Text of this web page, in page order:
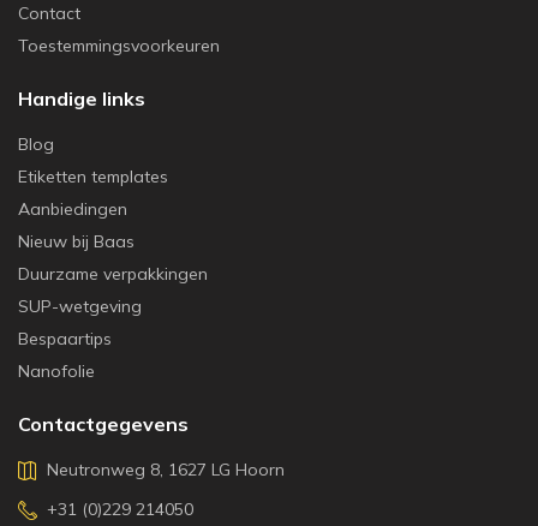
Contact
Toestemmingsvoorkeuren
Handige links
Blog
Etiketten templates
Aanbiedingen
Nieuw bij Baas
Duurzame verpakkingen
SUP-wetgeving
Bespaartips
Nanofolie
Contactgegevens
Neutronweg 8, 1627 LG Hoorn
+31 (0)229 214050